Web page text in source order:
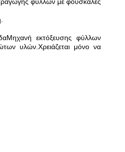
Μηχανή εκτόξευσης φύλλων
υλών.Χρειάζεται μόνο να